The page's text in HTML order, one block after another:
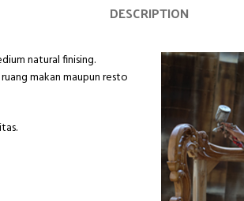
DESCRIPTION
natural finising.
makan maupun resto